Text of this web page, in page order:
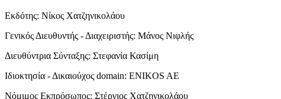
Εκδότης: Νίκος Χατζηνικολάου
Γενικός Διευθυντής - Διαχειριστής: Μάνος Νιφλής
Διευθύντρια Σύνταξης: Στεφανία Κασίμη
Ιδιοκτησία - Δικαιούχος domain: ENIKOS AE
Νόμιμος Εκπρόσωπος: Στέργιος Χατζηνικολάου